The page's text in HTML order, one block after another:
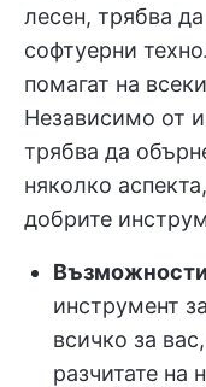
лесен, трябва
софтуерни
помагат на
Независимо от
трябва да
няколко
добрите
Възможности
инструмент
всичко за
разчитате на